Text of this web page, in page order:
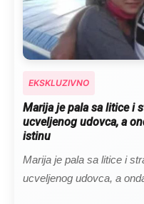
EKSKLUZIVNO
Kad se Marin suprug
mu mijenjala: Jedno
mijenjala: Jedno jutro je